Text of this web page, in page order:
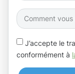
J’accepte le
conformément à